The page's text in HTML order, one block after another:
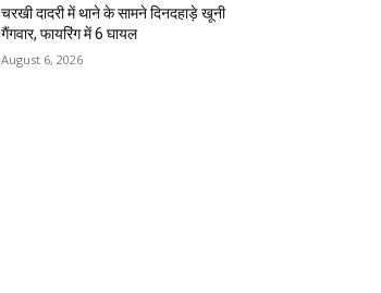
चरखी दादरी में थाने के सामने दिनदहाड़े खूनी
गैंगवार, फायरिंग में 6 घायल
August 6, 2026